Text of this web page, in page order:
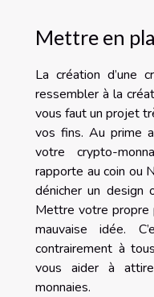
Mettre en
La création d’une
ressembler à la
vous faut un projet
vos fins. Au prime
votre crypto-
rapporte au coin ou
dénicher un design
Mettre votre propre
mauvaise idée.
contrairement à
vous aider à
monnaies.